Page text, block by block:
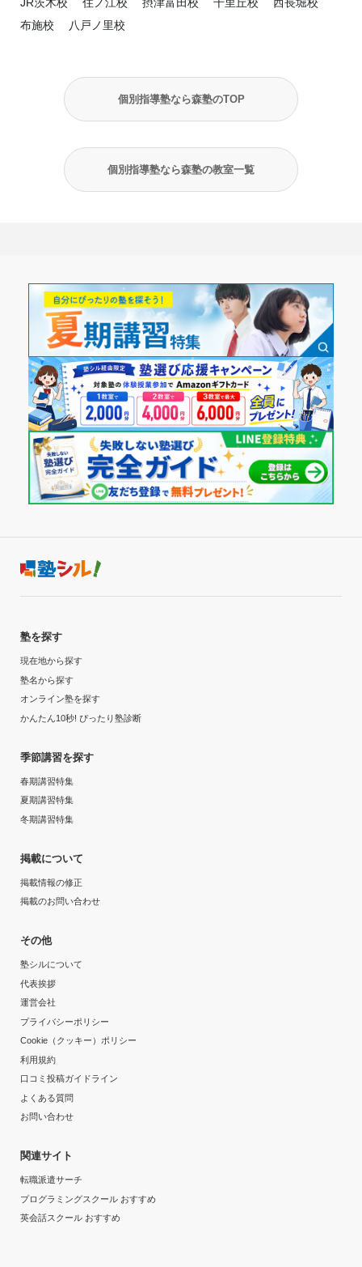
布施校
八戸ノ里校
個別指導塾なら森塾のTOP
個別指導塾なら森塾の教室一覧
塾を探す
現在地から探す
塾名から探す
オンライン塾を探す
かんたん10秒! ぴったり塾診断
季節講習を探す
春期講習特集
夏期講習特集
冬期講習特集
掲載について
掲載情報の修正
掲載のお問い合わせ
その他
塾シルについて
代表挨拶
運営会社
プライバシーポリシー
Cookie（クッキー）ポリシー
利用規約
口コミ投稿ガイドライン
よくある質問
お問い合わせ
関連サイト
転職派遣サーチ
プログラミングスクール おすすめ
英会話スクール おすすめ